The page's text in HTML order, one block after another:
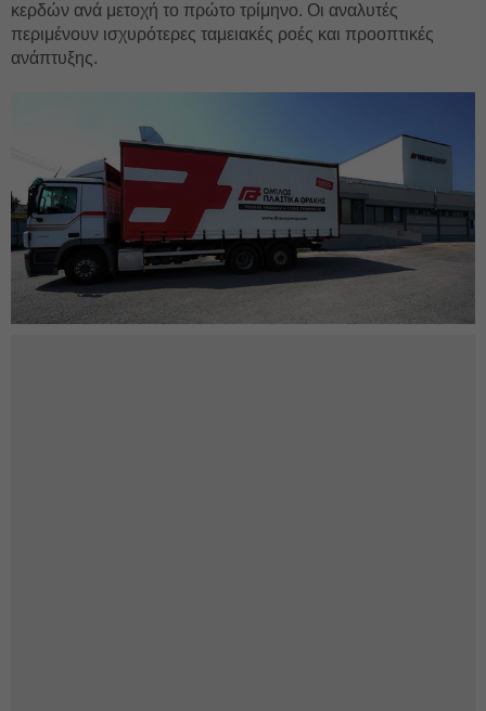
κερδών ανά μετοχή το πρώτο τρίμηνο. Οι αναλυτές
περιμένουν ισχυρότερες ταμειακές ροές και προοπτικές
ανάπτυξης.